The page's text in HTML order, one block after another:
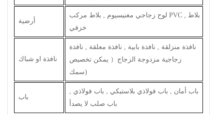
أرضية
لوح زجاجي مغنيسيوم , بلاط مركب PVC , بلاط
خزفي
نافذة او شباك
نافذة منزلقة , نافذة بابية , نافذة معلقة , نافذة
زجاجية مزدوجة الزجاج （ يمكن تخصيص
سمك)
باب
باب أمان , باب فولاذي بلاستيكي , باب فولاذي ,
باب صلب لا يصدأ